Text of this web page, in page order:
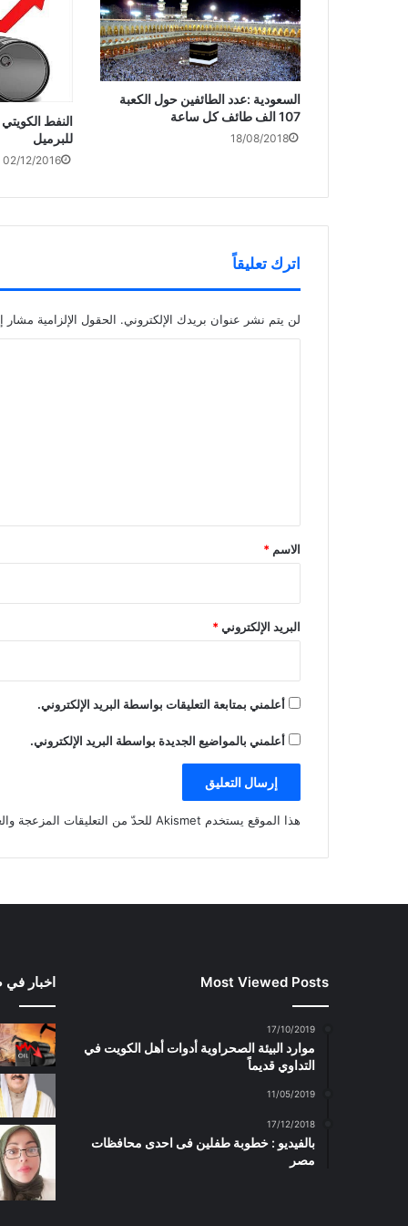
السعودية :عدد الطائفين حول الكعبة
107 الف طائف كل ساعة
18/08/2018
للبرميل
02/12/2016
اترك تعليقاً
لن يتم نشر عنوان بريدك الإلكتروني. الحقول الإلزامية مشار
*
الاسم *
البريد الإلكتروني*
أعلمني بمتابعة التعليقات بواسطة البريد الإلكتروني.
أعلمني بالمواضيع الجديدة بواسطة البريد الإلكتروني.
هذا الموقع يستخدم Akismet للحدّ من التعليقات المزعجة والغير مرغوبة.
Most Viewed Posts
17/10/2019
موارد البيئة الصحراوية أدوات أهل الكويت في
التداوي قديماً
11/05/2019
17/12/2018
بالفيديو : خطوبة طفلين فى احدى محافظات
مصر
اخبار في